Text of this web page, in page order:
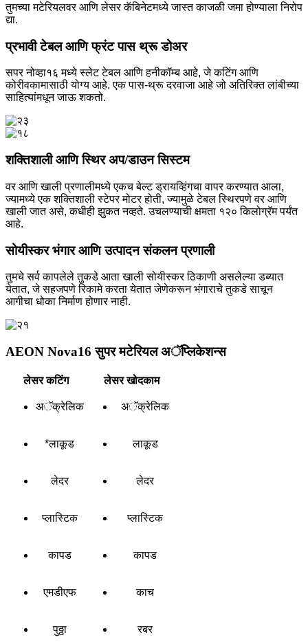
तुमच्या मटेरियलवर आणि लेसर कॅबिनेटमध्ये जास्त काजळी जमा होण्याला निरोप
द्या.
प्रभावी टेबल आणि फ्रंट पास थ्रू डोअर
सपर नोव्हा१६ मध्ये स्लेट टेबल आणि हनीकॉम्ब आहे, जे कटिंग आणि
कोरीवकामासाठी योग्य आहे. एक पास-थ्रू दरवाजा आहे जो अतिरिक्त लांबीच्या
साहित्यांमधून जाऊ शकतो.
शक्तिशाली आणि स्थिर अप/डाउन सिस्टम
वर आणि खाली प्रणालीमध्ये एकच बेल्ट ड्रायव्हिंगचा वापर करण्यात आला,
ज्यामध्ये एक शक्तिशाली स्टेपर मोटर होती, ज्यामुळे टेबल स्थिरपणे वर आणि
खाली जात असे, कधीही झुकत नव्हते. उचलण्याची क्षमता १२० किलोग्रॅम पर्यंत
आहे.
सोयीस्कर भंगार आणि उत्पादन संकलन प्रणाली
तुमचे सर्व कापलेले तुकडे आता खाली सोयीस्कर ठिकाणी असलेल्या डब्यात
येतात, जे सहजपणे रिकामे करता येतात जेणेकरून भंगाराचे तुकडे साचून
आगीचा धोका निर्माण होणार नाही.
AEON Nova16 सुपर मटेरियल अॅप्लिकेशन्स
लेसर कटिंग लेसर खोदकाम
अॅक्रेलिक अॅक्रेलिक
*लाकूड लाकूड
लेदर लेदर
प्लास्टिक प्लास्टिक
कापड कापड
एमडीएफ काच
पुठ्ठा रबर